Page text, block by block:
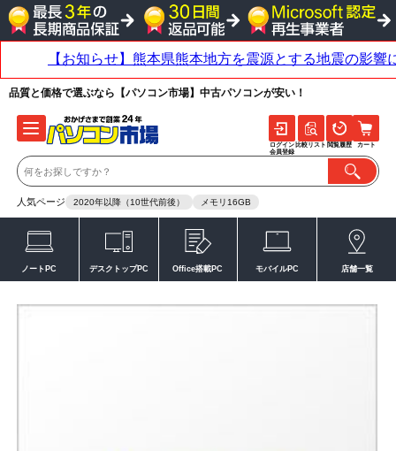
品質と価格で選ぶなら【パソコン市場】中古パソコンが安い！
人気ページ 2020年以降（10世代前後） メモリ16GB
ログイン
会員登録
比較リスト 閲覧履歴 カート
ノートPC デスクトップPC Office搭載PC モバイルPC 店舗一覧